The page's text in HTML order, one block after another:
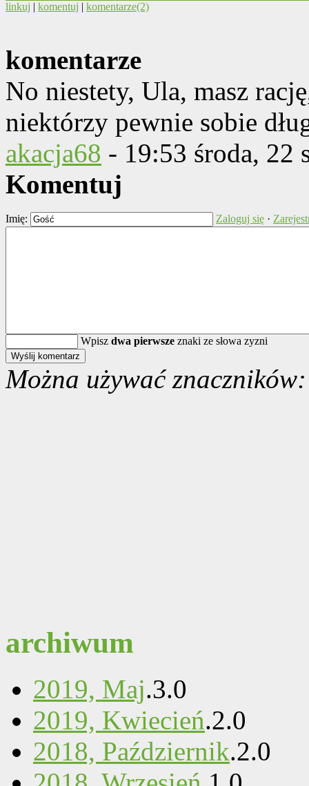
linkuj | komentuj | komentarze(2)
komentarze
No niestety, Ula, masz
niektórzy pewnie sobie
akacja68 - 19:53 środa, 22
Komentuj
Imię: Zaloguj się ·
Wpisz dwa pierwsze znaki ze słowa zyzni
Można używać znaczników:
archiwum
2019, Maj.3.0
2019, Kwiecień.2.0
2018, Październik.2.0